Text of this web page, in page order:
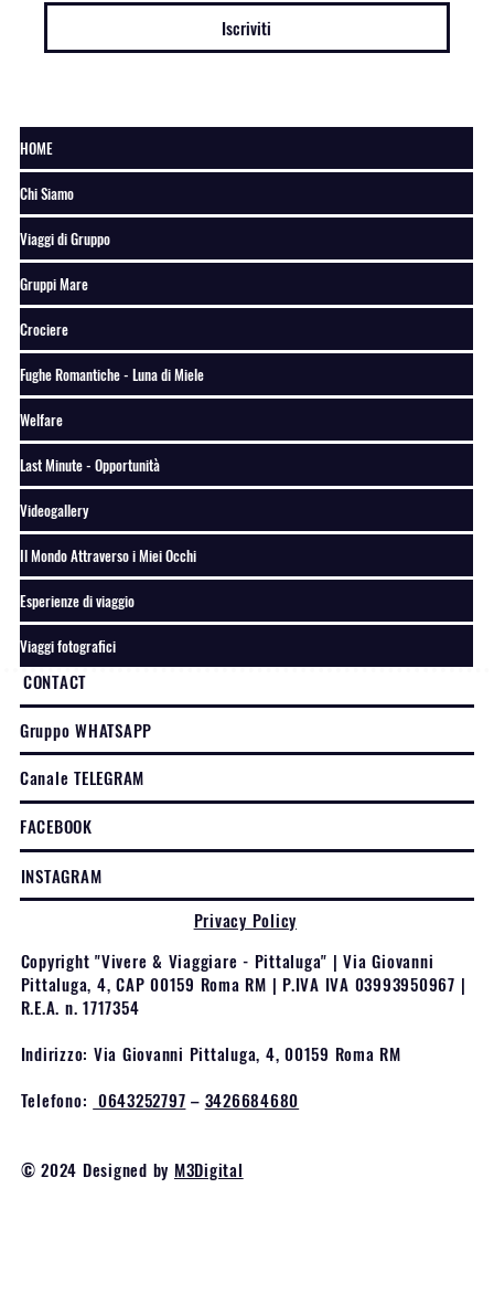
Iscriviti
HOME
Chi Siamo
Viaggi di Gruppo
Gruppi Mare
Crociere
Fughe Romantiche - Luna di Miele
Welfare
Last Minute - Opportunità
Videogallery
Il Mondo Attraverso i Miei Occhi
Esperienze di viaggio
Viaggi fotografici
CONTACT
Gruppo WHATSAPP
Canale TELEGRAM
FACEBOOK
INSTAGRAM
Privacy Policy
Copyright "Vivere & Viaggiare - Pittaluga" | Via Giovanni
Pittaluga, 4, CAP 00159 Roma RM | P.IVA IVA 03993950967 |
R.E.A. n. 1717354
Indirizzo: Via Giovanni Pittaluga, 4, 00159 Roma RM
Telefono: 0643252797 – 3426684680
© 2024 Designed by M3Digital